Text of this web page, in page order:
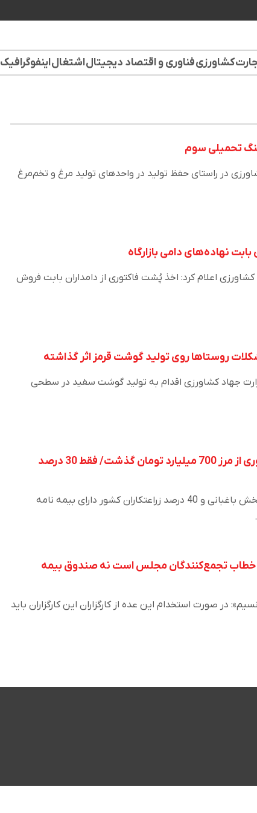
کشاورزیفناوری و اقتصاد دیجیتالاشتغالاینفوگرافیک
تحمیلی سوم
در راستای حفظ تولید در واحدهای تولید مرغ و تخم‌مرغ
نهاده‌های دامی بازارگاه
اعلام کرد: اخذ پُشت فاکتوری از دامداران بابت فروش
جهاد کشاورزی اقدام به تولید گوشت سفید در سطحی
بدهی دولت به صندوق بیمه کشاوری از مرز 700 میلیارد تومان گذشت/ فقط 30 درصد
وی خبرداد که درحال حاضر، 27 درصد بخش باغبانی و 40 درصد زراعتکاران کشور دارای بیمه نامه
خطاب تجمع‌‌کنندگان مجلس است نه صندوق بیمه
در صورت استخدام این عده از کارگزاران این کارگزاران باید